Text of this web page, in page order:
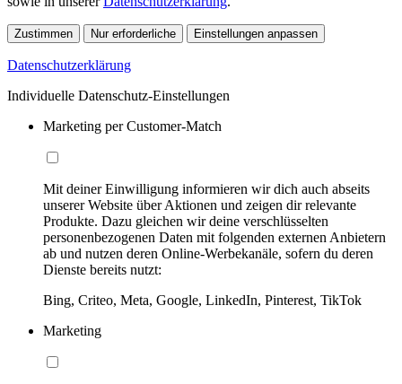
Zustimmen Nur erforderliche Einstellungen anpassen
Datenschutzerklärung
Individuelle Datenschutz-Einstellungen
Marketing per Customer-Match
Mit deiner Einwilligung informieren wir dich auch abseits
unserer Website über Aktionen und zeigen dir relevante
Produkte. Dazu gleichen wir deine verschlüsselten
personenbezogenen Daten mit folgenden externen Anbietern
ab und nutzen deren Online-Werbekanäle, sofern du deren
Dienste bereits nutzt:
Bing, Criteo, Meta, Google, LinkedIn, Pinterest, TikTok
Marketing